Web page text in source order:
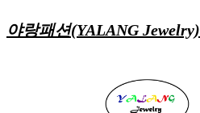
야랑패션(YALANG Jewelry)